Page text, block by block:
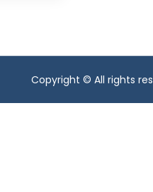
Copyright © All rights